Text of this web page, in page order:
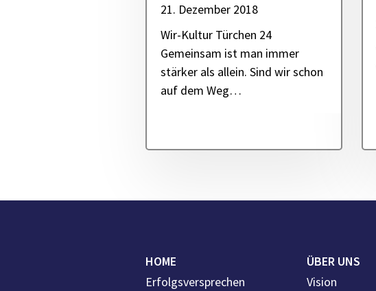
21. Dezember 2018
Wir-Kultur Türchen 24
Gemeinsam ist man immer
stärker als allein. Sind wir schon
auf dem Weg…
HOME
Erfolgsversprechen
ÜBER UNS
Vision